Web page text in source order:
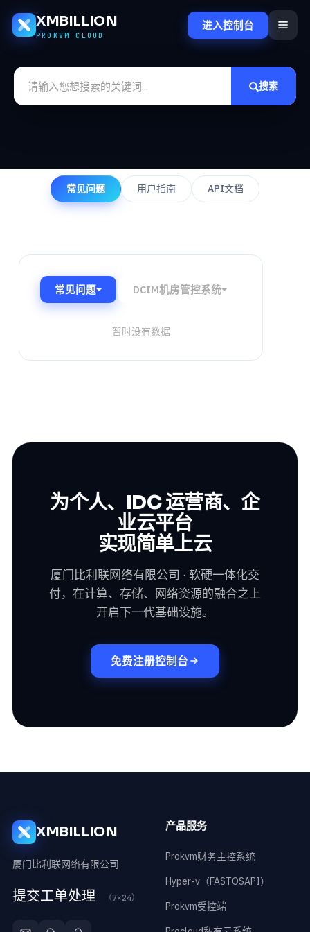
XMBILLION
PROKVM CLOUD
进入控制台
搜索
常见问题 用户指南 API文档
常见问题 DCIM机房管控系统
暂时没有数据
为个人、IDC 运营商、企
业云平台
实现简单上云
厦门比利联网络有限公司 · 软硬一体化交
付，在计算、存储、网络资源的融合之上
开启下一代基础设施。
免费注册控制台
XMBILLION
厦门比利联网络有限公司
提交工单处理 （7×24）
产品服务
Prokvm财务主控系统
Hyper-v（FASTOSAPI）
Prokvm受控端